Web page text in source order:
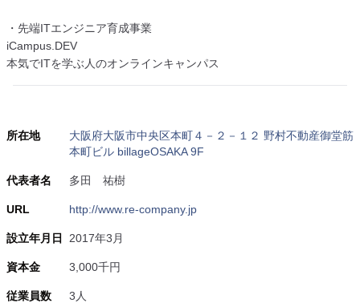
・先端ITエンジニア育成事業
iCampus.DEV
本気でITを学ぶ人のオンラインキャンパス
所在地
大阪府大阪市中央区本町４－２－１２ 野村不動産御堂筋
本町ビル billageOSAKA 9F
代表者名 多田 祐樹
URL http://www.re-company.jp
設立年月日 2017年3月
資本金 3,000千円
従業員数 3人